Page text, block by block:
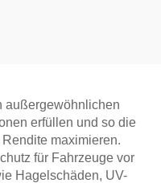
außergewöhnlichen
erfüllen und so die
maximieren.
für Fahrzeuge vor
Hagelschäden, UV-